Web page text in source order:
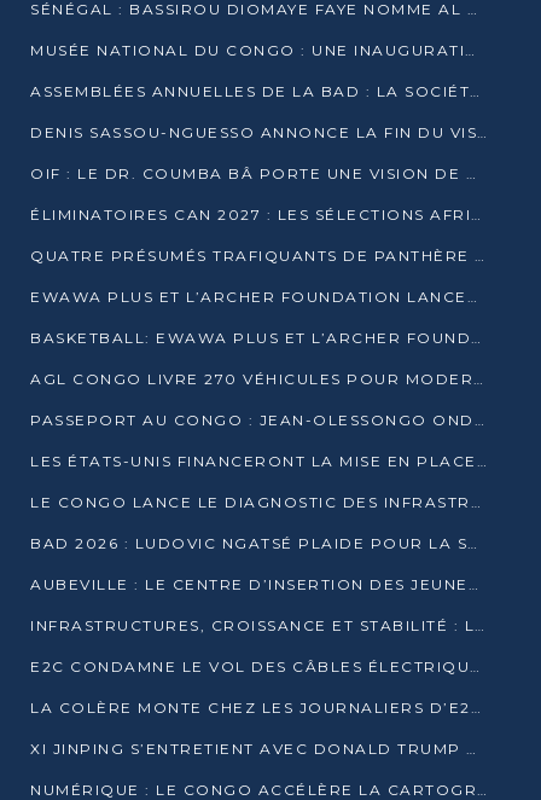
SÉNÉGAL : BASSIROU DIOMAYE FAYE NOMME AL AMINOU LÔ PREMIER MINISTRE
MUSÉE NATIONAL DU CONGO : UNE INAUGURATION PORTEUSE D’ESPOIR POUR LA CULTURE
ASSEMBLÉES ANNUELLES DE LA BAD : LA SOCIÉTÉ CIVILE CONGOLAISE À LA RECHERCHE DE PARTENAIRES POUR SES PROJETS
DENIS SASSOU-NGUESSO ANNONCE LA FIN DU VISA POUR LES AFRICAINS EN 2027
OIF : LE DR. COUMBA BÂ PORTE UNE VISION DE DIALOGUE, DE STABILITÉ ET DE RÉFORME À LA TÊTE
ÉLIMINATOIRES CAN 2027 : LES SÉLECTIONS AFRICAINES CONNAISSENT LEURS ADVERSAIRES
QUATRE PRÉSUMÉS TRAFIQUANTS DE PANTHÈRE ARRÊTÉS À EWO
EWAWA PLUS ET L’ARCHER FOUNDATION LANCENT UN CAMP DE BASKET POUR LES JEUNES À BRAZZAVILLE
BASKETBALL: EWAWA PLUS ET L’ARCHER FOUNDATION LANCENT UN CAMP POUR LES JEUNES
AGL CONGO LIVRE 270 VÉHICULES POUR MODERNISER LE TRANSPORT URBAIN
PASSEPORT AU CONGO : JEAN-OLESSONGO ONDAYE VEUT METTRE FIN AUX LENTEURS ADMINISTRATIVES
LES ÉTATS-UNIS FINANCERONT LA MISE EN PLACE DE JUSQU’À 50 CLINIQUES DE LUTTE CONTRE L’EBOLA
LE CONGO LANCE LE DIAGNOSTIC DES INFRASTRUCTURES SPORTIVES DU COMPLEXE DE KINTÉLÉ
BAD 2026 : LUDOVIC NGATSÉ PLAIDE POUR LA SOUVERAINETÉ FINANCIÈRE AFRICAINE
AUBEVILLE : LE CENTRE D’INSERTION DES JEUNES PRÊT À OUVRIR SES PORTES
INFRASTRUCTURES, CROISSANCE ET STABILITÉ : LA GUINÉE AFFÛTE SES AMBITIONS
E2C CONDAMNE LE VOL DES CÂBLES ÉLECTRIQUES APRÈS UNE VIDÉO VIRALE
LA COLÈRE MONTE CHEZ LES JOURNALIERS D’E2C QUI DÉNONCENT 20 ANS DE PRÉCARITÉ
XI JINPING S’ENTRETIENT AVEC DONALD TRUMP À BEIJING
NUMÉRIQUE : LE CONGO ACCÉLÈRE LA CARTOGRAPHIE DE SES INFRASTRUCTURES DIGITALES